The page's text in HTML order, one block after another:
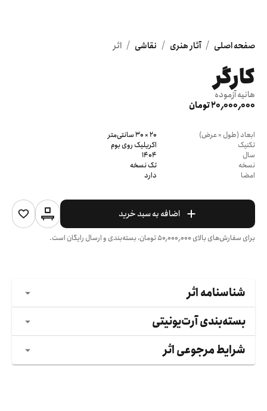
صفحه اصلی / آثار هنری / نقاشی / اثر
کارگر
هانیه آزموده
20٬000٬000 تومان
ابعاد (طول × عرض)
20 × 30 سانتی‌متر
تکنیک
اکریلیک روی بوم
سال
1404
نسخه
تک نسخه
امضا
دارد
اضافه به سبد خرید
برای سفارش‌های بالای ۵۰٬۰۰۰٬۰۰۰تومان، بسته‌بندی و ارسال رایگان است.
شناسنامه اثر
بسته‌بندی آرت‌یونیتی
شرایط مرجوعی اثر